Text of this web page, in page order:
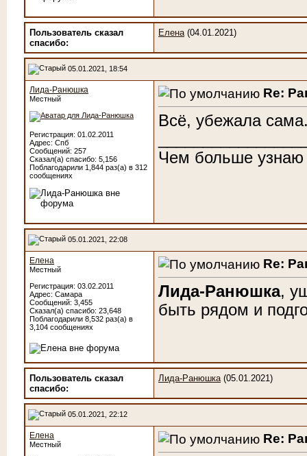
Пользователь сказал
cпасибо:
Елена(04.01.2021)
05.01.2021, 18:54
Лида-Ранюшка
Местный
Регистрация: 01.02.2011
Адрес: Спб
Сообщений: 257
Сказал(а) спасибо: 5,156
Поблагодарили 1,844 раз(а) в 312
сообщениях
Re:
Всё, убежала
Чем больше
05.01.2021, 22:08
Елена
Местный
Регистрация: 03.02.2011
Адрес: Самара
Сообщений: 3,455
Сказал(а) спасибо: 23,648
Поблагодарили 8,532 раз(а) в
3,104 сообщениях
Re:
Лида-Ранюшка,
быть рядом и
Пользователь сказал
cпасибо:
Лида-Ранюшка(05.01.2021)
05.01.2021, 22:12
Елена
Местный
Re: